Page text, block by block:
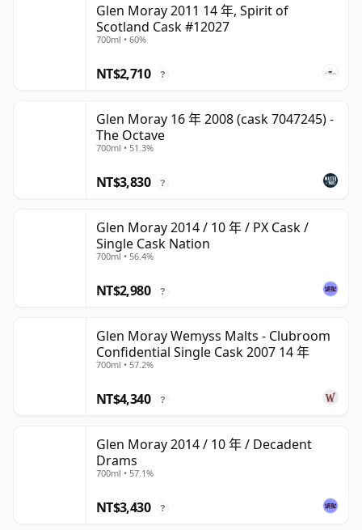
Glen Moray 2011 14 年, Spirit of
Scotland Cask #12027
700ml • 60%
NT$2,710 ?
Glen Moray 16 年 2008 (cask 7047245) -
The Octave
700ml • 51.3%
NT$3,830 ?
Glen Moray 2014 / 10 年 / PX Cask /
Single Cask Nation
700ml • 56.4%
NT$2,980 ?
Glen Moray Wemyss Malts - Clubroom
Confidential Single Cask 2007 14 年
700ml • 57.2%
NT$4,340 ?
Glen Moray 2014 / 10 年 / Decadent
Drams
700ml • 57.1%
NT$3,430 ?